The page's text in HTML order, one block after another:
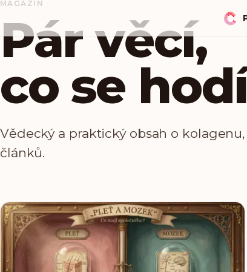
MAGAZÍN
Pár věcí,
co se
Vědecký a praktický obsah o
článků.